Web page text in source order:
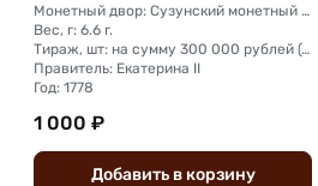
Монетный двор: Сузунский монетный двор (Сибирь)
Вес, г: 6.6 г.
Тираж, шт: на сумму 300 000 рублей (сумма 10 копеек + 5 копеек +2 копейки + 1 копейка + денга + полушка)
Правитель: Екатерина II
Год: 1778
1 000 ₽
Добавить вкорзину